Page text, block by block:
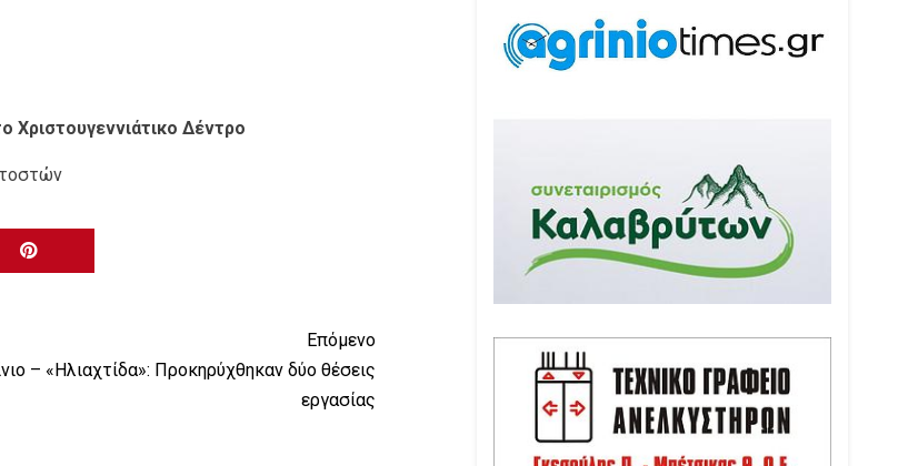
Χριστουγεννιάτικο Δέντρο
Επόμενο
– «Ηλιαχτίδα»: Προκηρύχθηκαν δύο θέσεις
εργασίας